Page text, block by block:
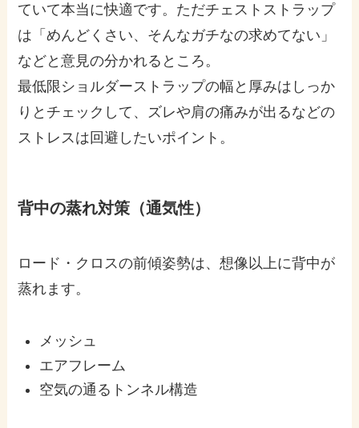
ていて本当に快適です。ただチェストストラップ
は「めんどくさい、そんなガチなの求めてない」
などと意見の分かれるところ。
最低限ショルダーストラップの幅と厚みはしっか
りとチェックして、ズレや肩の痛みが出るなどの
ストレスは回避したいポイント。
背中の蒸れ対策（通気性）
ロード・クロスの前傾姿勢は、想像以上に背中が
蒸れます。
メッシュ
エアフレーム
空気の通るトンネル構造